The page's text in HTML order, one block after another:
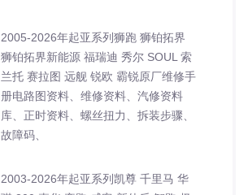
2005-2026年起亚系列狮跑 狮铂拓界
狮铂拓界新能源 福瑞迪 秀尔 SOUL 索
兰托 赛拉图 远舰 锐欧 霸锐原厂维修手
册电路图资料、维修资料、汽修资料
库、正时资料、螺丝扭力、拆装步骤、
故障码、
2003-2026年起亚系列凯尊 千里马 华